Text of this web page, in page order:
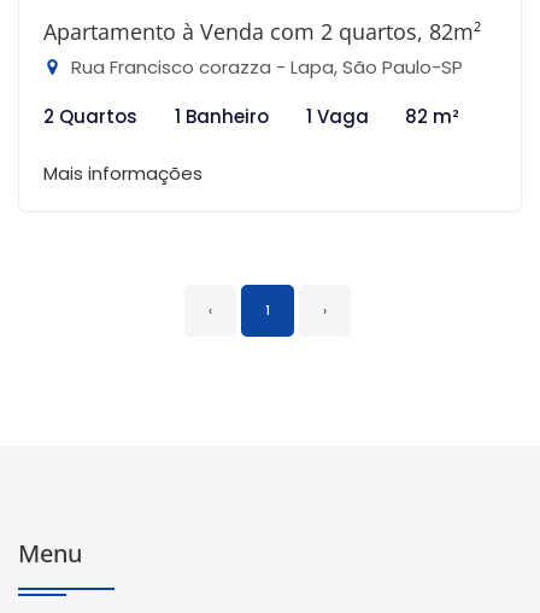
Apartamento à Venda com 2 quartos, 82m²
Rua Francisco corazza - Lapa, São Paulo-SP
2 Quartos
1 Banheiro 1 Vaga 82 m²
Mais informações
‹ 1 ›
Menu